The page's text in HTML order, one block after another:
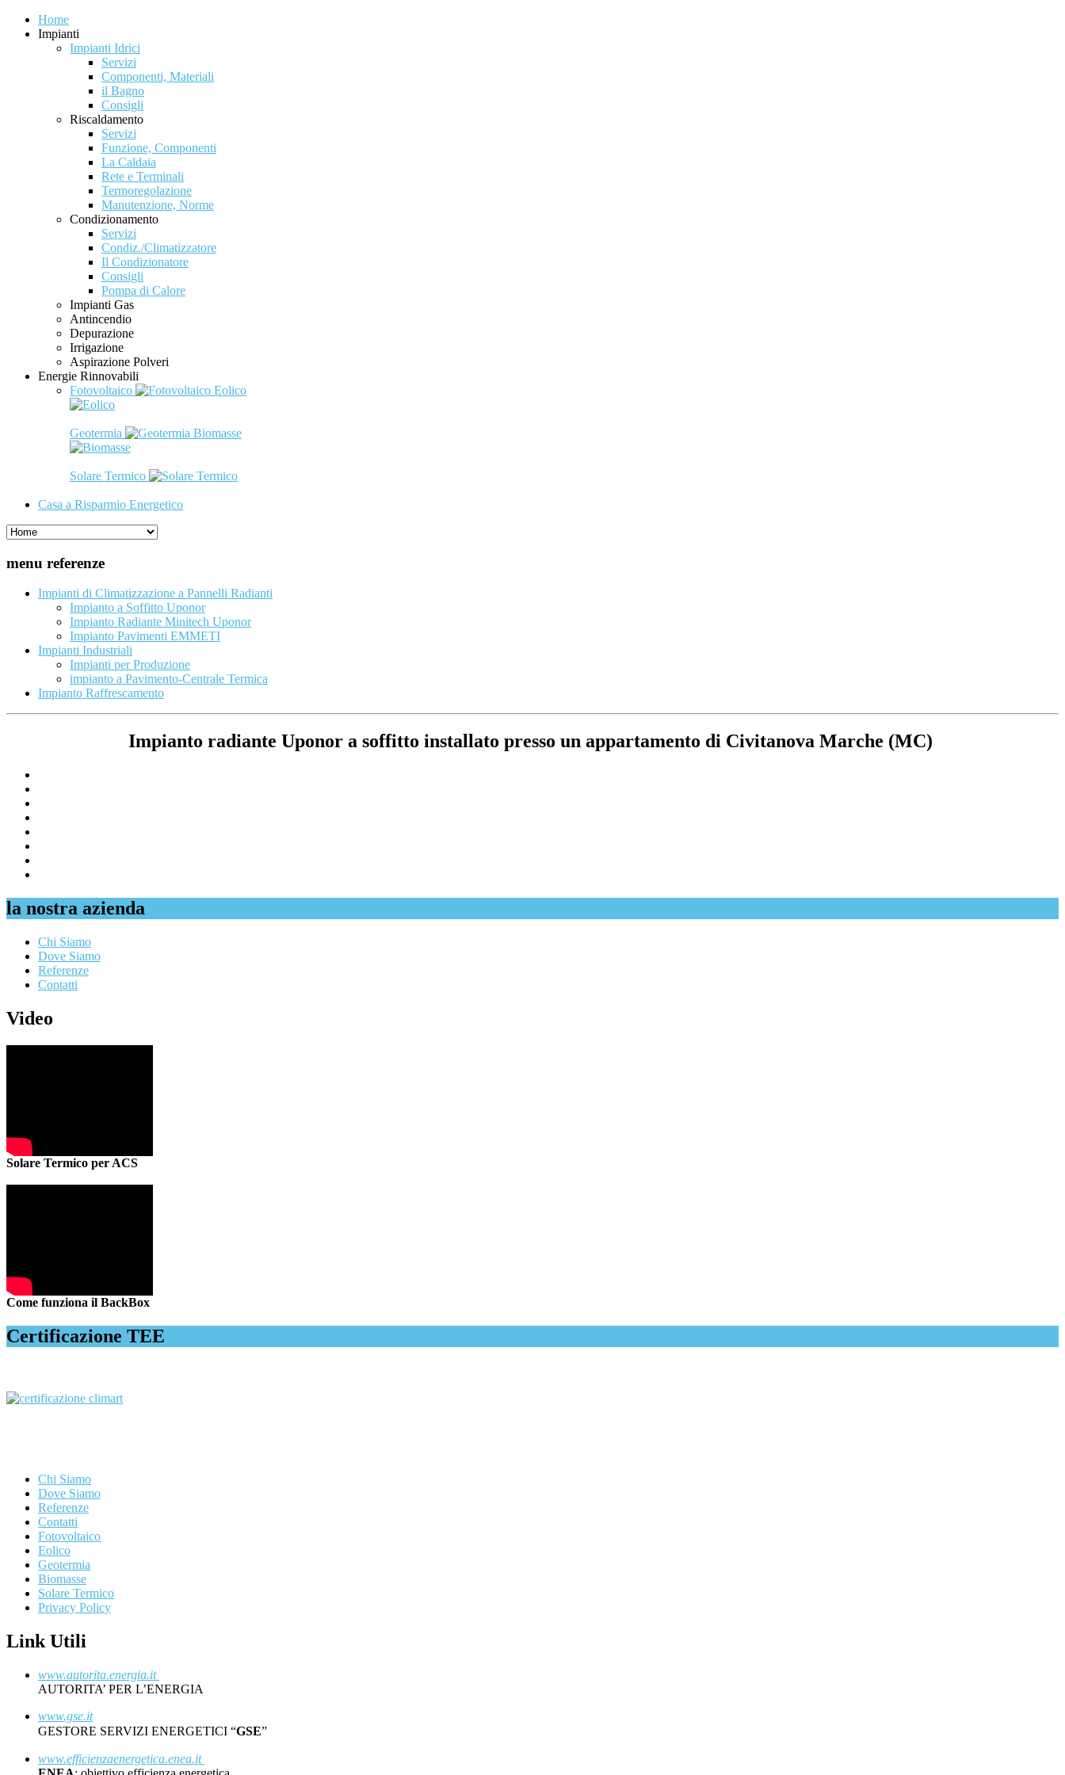
Home
Impianti
Impianti Idrici
Servizi
Componenti, Materiali
il Bagno
Consigli
Riscaldamento
Servizi
Funzione, Componenti
La Caldaia
Rete e Terminali
Termoregolazione
Manutenzione, Norme
Condizionamento
Servizi
Condiz./Climatizzatore
Il Condizionatore
Consigli
Pompa di Calore
Impianti Gas
Antincendio
Depurazione
Irrigazione
Aspirazione Polveri
Energie Rinnovabili
Fotovoltaico
Eolico
Geotermia Biomasse
Solare Termico
Casa a Risparmio Energetico
menu referenze
Impianti di Climatizzazione a Pannelli Radianti
Impianto a Soffitto Uponor
Impianto Radiante Minitech Uponor
Impianto Pavimenti EMMETI
Impianti Industriali
Impianti per Produzione
impianto a Pavimento-Centrale Termica
Impianto Raffrescamento
Impianto radiante Uponor a soffitto installato presso un appartamento di Civitanova Marche (MC)
la nostra azienda
Chi Siamo
Dove Siamo
Referenze
Contatti
Video
Solare Termico per ACS
Come funziona il BackBox
Certificazione TEE
Chi Siamo
Dove Siamo
Referenze
Contatti
Fotovoltaico
Eolico
Geotermia
Biomasse
Solare Termico
Privacy Policy
Link Utili
www.autorita.energia.it
AUTORITA’ PER L’ENERGIA
www.gse.it
GESTORE SERVIZI ENERGETICI “GSE”
www.efficienzaenergetica.enea.it